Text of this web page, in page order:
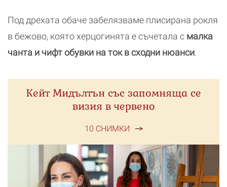
Под дрехата обаче забелязваме плисирана рокля
в бежово, която херцогинята е съчетала с малка
чанта и чифт обувки на ток в сходни нюанси.
Кейт Мидълтън със запомняща се
визия в червено
10 СНИМКИ